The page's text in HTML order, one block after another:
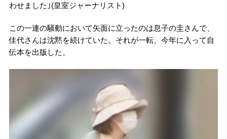
わせました｣(皇室ジャーナリスト)
この一連の騒動において矢面に立ったのは息子の圭さんで、
佳代さんは沈黙を続けていた。それが一転、今年に入って自
伝本を出版した。